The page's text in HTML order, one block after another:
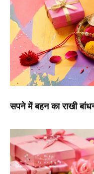
सपने में बहन का राखी